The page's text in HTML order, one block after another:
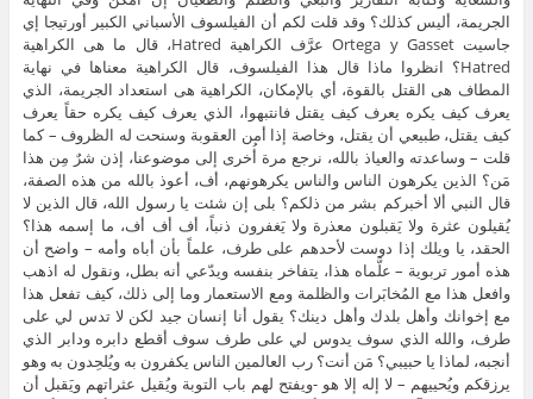
الجريمة، أليس كذلك؟ وقد قلت لكم أن الفيلسوف الأسباني الكبير أورتيجا إي
جاسيت Ortega y Gasset عرَّف الكراهية Hatred، قال ما هى الكراهية
Hatred؟ انظروا ماذا قال هذا الفيلسوف، قال الكراهية معناها في نهاية
المطاف هى القتل بالقوة، أي بالإمكان، الكراهية هى استعداد الجريمة، الذي
يعرف كيف يكره يعرف كيف يقتل فانتبهوا، الذي يعرف كيف يكره حقاً يعرف
كيف يقتل، طبيعي أن يقتل، وخاصة إذا أمن العقوبة وسنحت له الظروف – كما
قلت – وساعدته والعياذ بالله، نرجع مرة أُخرى إلى موضوعنا، إذن شرٌ مِن هذا
مَن؟ الذين يكرهون الناس والناس يكرهونهم، أف، أعوذ بالله من هذه الصفة،
قال النبي ألا أخبركم بشر من ذلكم؟ بلى إن شئت يا رسول الله، قال الذين لا
يُقيلون عثرة ولا يَقبلون معذرة ولا يَغفرون ذنباً، أف أف أف، ما إسمه هذا؟
الحقد، يا ويلك إذا دوست لأحدهم على طرف، علماً بأن أباه وأمه – واضح أن
هذه أمور تربوية – علَّماه هذا، يتفاخر بنفسه ويدّعي أنه بطل، ونقول له اذهب
وافعل هذا مع المُخابَرات والظلمة ومع الاستعمار وما إلى ذلك، كيف تفعل هذا
مع إخوانك وأهل بلدك وأهل دينك؟ يقول أنا إنسان جيد لكن لا تدس لي على
طرف، والله الذي سوف يدوس لي على طرف سوف أقطع دابره ودابر الذي
أنجبه، لماذا يا حبيبي؟ مَن أنت؟ رب العالمين الناس يكفرون به ويُلحِدون به وهو
يرزقكم ويُحييهم – لا إله إلا هو -ويفتح لهم باب التوبة ويُقيل عثراتهم ويَقبل أن